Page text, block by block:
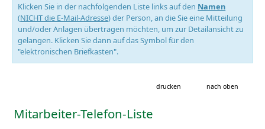
Klicken Sie in der nachfolgenden Liste links auf den Namen
(NICHT die E-Mail-Adresse) der Person, an die Sie eine Mitteilung
und/oder Anlagen übertragen möchten, um zur Detailansicht zu
gelangen. Klicken Sie dann auf das Symbol für den
"elektronischen Briefkasten".
drucken nach oben
Mitarbeiter-Telefon-Liste